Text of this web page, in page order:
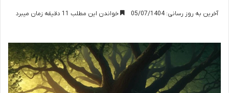
آخرین به روز رسانی: 05/07/1404 خواندن این مطلب 11 دقیقه زمان میبرد